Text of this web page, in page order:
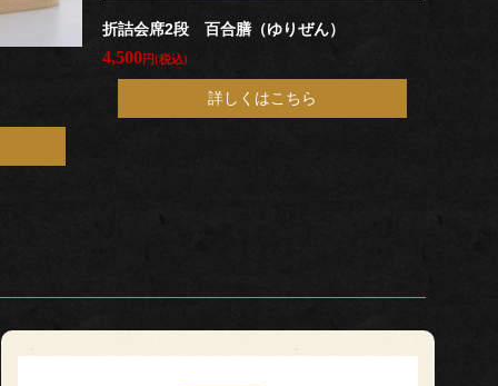
折詰会席2段 百合膳（ゆりぜん）
4,500円(税込)
詳しくはこちら